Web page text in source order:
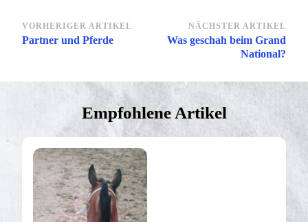
Beitragsnavigation
VORHERIGER ARTIKEL
Partner und Pferde
NÄCHSTER ARTIKEL
Was geschah beim Grand
National?
Empfohlene Artikel